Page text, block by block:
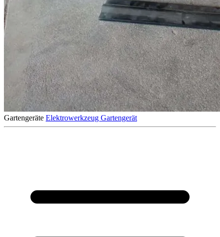
Gartengeräte Elektrowerkzeug Gartengerät